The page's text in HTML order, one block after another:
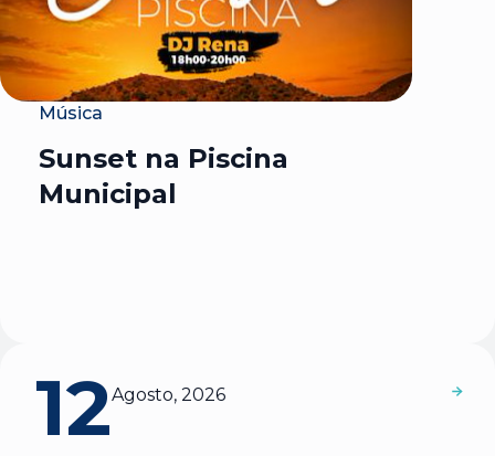
Música
Sunset na Piscina
Municipal
12Agosto, 2026